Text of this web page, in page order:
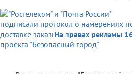
На правах рекламы